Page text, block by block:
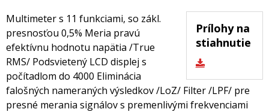
Prílohy na
stiahnutie
Multimeter s 11 funkciami, so zákl.
presnosťou 0,5% Meria pravú
efektívnu hodnotu napätia /True
RMS/ Podsvietený LCD displej s
počítadlom do 4000 Eliminácia
falošných nameraných výsledkov /LoZ/ Filter /LPF/ pre
presné merania signálov s premenlivými frekvenciami